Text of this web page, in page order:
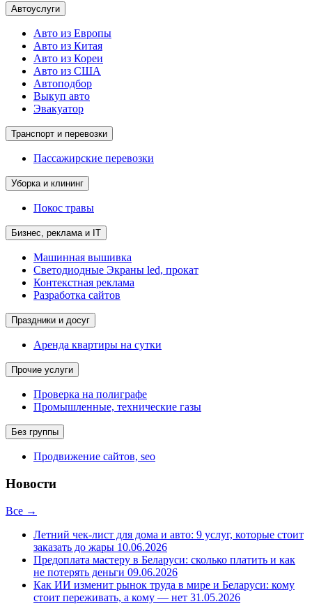
Автоуслуги
Авто из Европы
Авто из Китая
Авто из Кореи
Авто из США
Автоподбор
Выкуп авто
Эвакуатор
Транспорт и перевозки
Пассажирские перевозки
Уборка и клининг
Покос травы
Бизнес, реклама и IT
Машинная вышивка
Светодиодные Экраны led, прокат
Контекстная реклама
Разработка сайтов
Праздники и досуг
Аренда квартиры на сутки
Прочие услуги
Проверка на полиграфе
Промышленные, технические газы
Без группы
Продвижение сайтов, seo
Новости
Все →
Летний чек-лист для дома и авто: 9 услуг, которые стоит
заказать до жары 10.06.2026
Предоплата мастеру в Беларуси: сколько платить и как
не потерять деньги 09.06.2026
Как ИИ изменит рынок труда в мире и Беларуси: кому
стоит переживать, а кому — нет 31.05.2026